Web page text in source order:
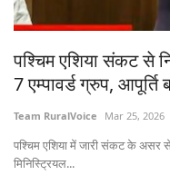
States
Events
Agribusiness
Agritech
पश्चिम एशिया संकट से
7 एम्पावर्ड ग्रुप,
Team RuralVoice Mar 25, 2026
पश्चिम एशिया में जारी संकट के
मिनिस्ट्रियल...